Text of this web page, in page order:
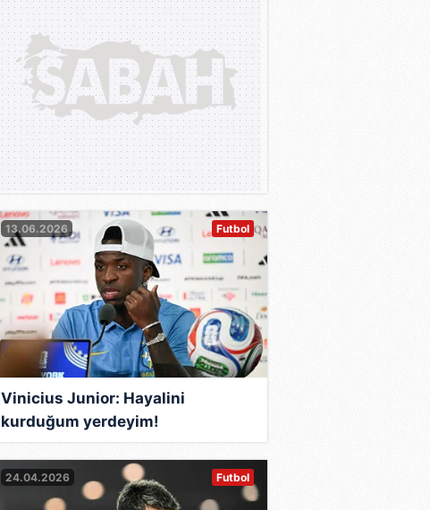
13.06.2026 Futbol
Vinicius Junior: Hayalini
kurduğum yerdeyim!
24.04.2026 Futbol